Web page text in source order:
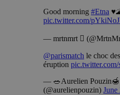
Good morning #Etna
pic.twitter.com/
— mrtnmrt 
@parismatch le choc
éruption
— 🥗Aurelien Pouzin🍯
(@aurelienpouzin) June